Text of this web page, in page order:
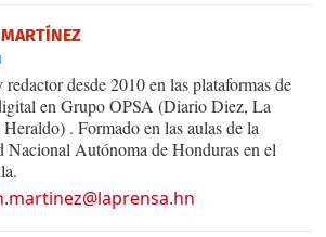
desde 2010 en las plataformas de
en Grupo OPSA (Diario Diez, La
. Formado en las aulas de la
Nacional Autónoma de Honduras en el